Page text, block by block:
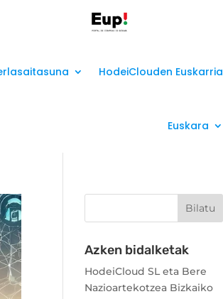
HodeiClouden Euskarria
Euskara
Azken bidalketak
HodeiCloud SL eta Bere
Nazioartekotzea Bizkaiko